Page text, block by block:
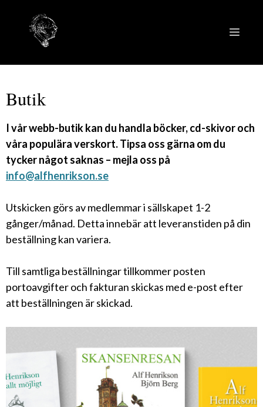
innehåll
Butik
I vår webb-butik kan du handla böcker, cd-skivor och
våra populära verskort. Tipsa oss gärna om du
tycker något saknas – mejla oss på
info@alfhenrikson.se
Utskicken görs av medlemmar i sällskapet 1-2
gånger/månad. Detta innebär att leveranstiden på din
beställning kan variera.
Till samtliga beställningar tillkommer posten
portoavgifter och fakturan skickas med e-post efter
att beställningen är skickad.